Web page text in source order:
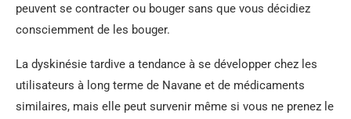
peuvent se contracter ou bouger sans que vous décidiez
consciemment de les bouger.
La dyskinésie tardive a tendance à se développer chez les
utilisateurs à long terme de Navane et de médicaments
similaires, mais elle peut survenir même si vous ne prenez le